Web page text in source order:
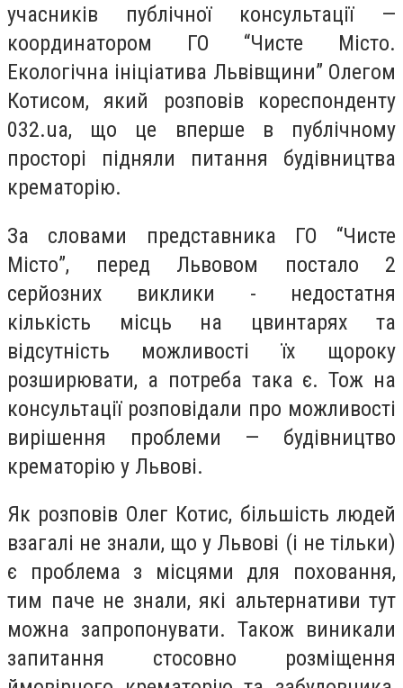
учасників публічної консультації —
координатором ГО “Чисте Місто.
Екологічна ініціатива Львівщини” Олегом
Котисом, який розповів кореспонденту
032.ua, що це вперше в публічному
просторі підняли питання будівництва
крематорію.
За словами представника ГО “Чисте
Місто”, перед Львовом постало 2
серйозних виклики - недостатня
кількість місць на цвинтарях та
відсутність можливості їх щороку
розширювати, а потреба така є.Тож на
консультації розповідали про можливості
вирішення проблеми — будівництво
крематорію у Львові.
Як розповів Олег Котис, більшість людей
взагалі не знали, що у Львові (і не тільки)
є проблема з місцями для поховання,
тим паче не знали, які альтернативи тут
можна запропонувати. Також виникали
запитання стосовно розміщення